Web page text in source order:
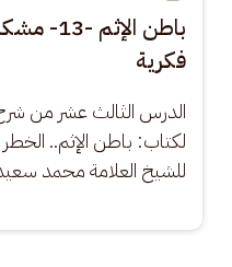
باطن
فكرية
الدرس الثالث عشر من
لكتاب: باطن الإثم.. الخطر
للشيخ العلامة محمد